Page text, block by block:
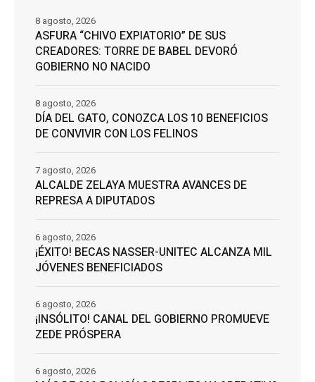
ASFURA “CHIVO EXPIATORIO” DE SUS
CREADORES: TORRE DE BABEL DEVORÓ
GOBIERNO NO NACIDO
8 agosto, 2026
DÍA DEL GATO, CONOZCA LOS 10 BENEFICIOS
DE CONVIVIR CON LOS FELINOS
8 agosto, 2026
ALCALDE ZELAYA MUESTRA AVANCES DE
REPRESA A DIPUTADOS
7 agosto, 2026
¡ÉXITO! BECAS NASSER-UNITEC ALCANZA MIL
JÓVENES BENEFICIADOS
6 agosto, 2026
¡INSÓLITO! CANAL DEL GOBIERNO PROMUEVE
ZEDE PRÓSPERA
6 agosto, 2026
6 agosto, 2026